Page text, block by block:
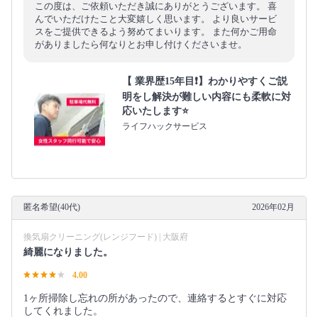
この度は、ご依頼いただき誠にありがとうございます。 喜
んでいただけたこと大変嬉しく思います。 より良いサービ
スをご提供できるよう努めてまいります。 また何かご用命
がありましたら何なりとお申し付けくださいませ。
【 業界歴15年目❗️】わかりやすくご説
明をし解決が難しい内容にも柔軟に対
応いたします⭐️
ライフハックサービス
匿名希望(40代) 2026年02月
換気扇クリーニング(レンジフード) | 大阪府
綺麗になりました。
4.00
1ヶ所掃除し忘れの所があったので、連絡するとすぐに対応
してくれました。